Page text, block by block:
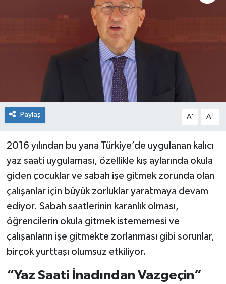
Paylaş A- A+
2016 yılından bu yana Türkiye’de uygulanan kalıcı
yaz saati uygulaması, özellikle kış aylarında okula
giden çocuklar ve sabah işe gitmek zorunda olan
çalışanlar için büyük zorluklar yaratmaya devam
ediyor. Sabah saatlerinin karanlık olması,
öğrencilerin okula gitmek istememesi ve
çalışanların işe gitmekte zorlanması gibi sorunlar,
birçok yurttaşı olumsuz etkiliyor.
“Yaz Saati İnadından Vazgeçin”